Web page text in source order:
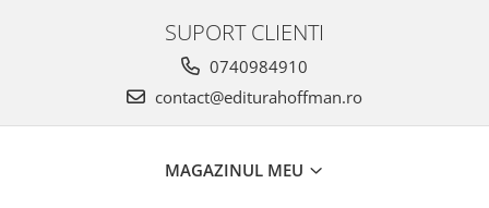
SUPORT CLIENTI
0740984910
contact@editurahoffman.ro
MAGAZINUL MEU